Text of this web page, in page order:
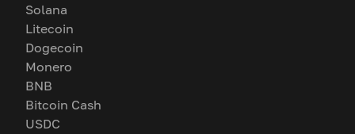
Solana
Litecoin
Dogecoin
Monero
BNB
Bitcoin Cash
USDC